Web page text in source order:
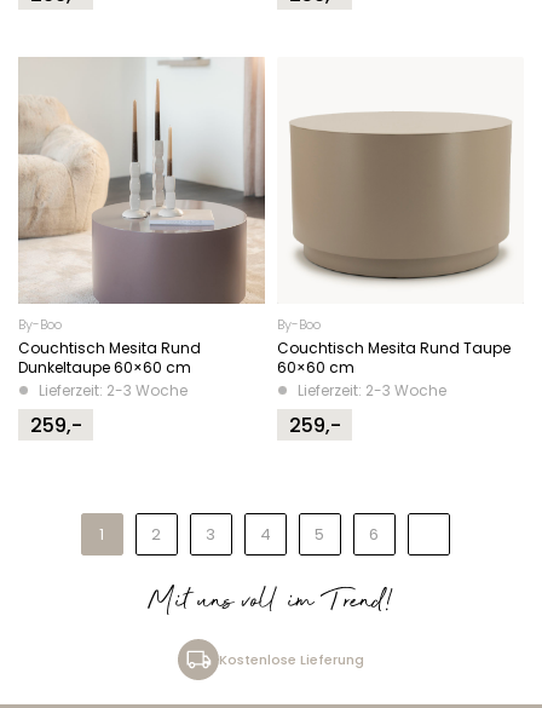
By-Boo
Couchtisch Mesita Rund
Dunkeltaupe 60×60 cm
Lieferzeit: 2-3 Woche
259,-
By-Boo
Couchtisch Mesita Rund Taupe
60×60 cm
Lieferzeit: 2-3 Woche
259,-
1 2 3 4 5 6
Mit uns voll im Trend!
Kostenlose Lieferung